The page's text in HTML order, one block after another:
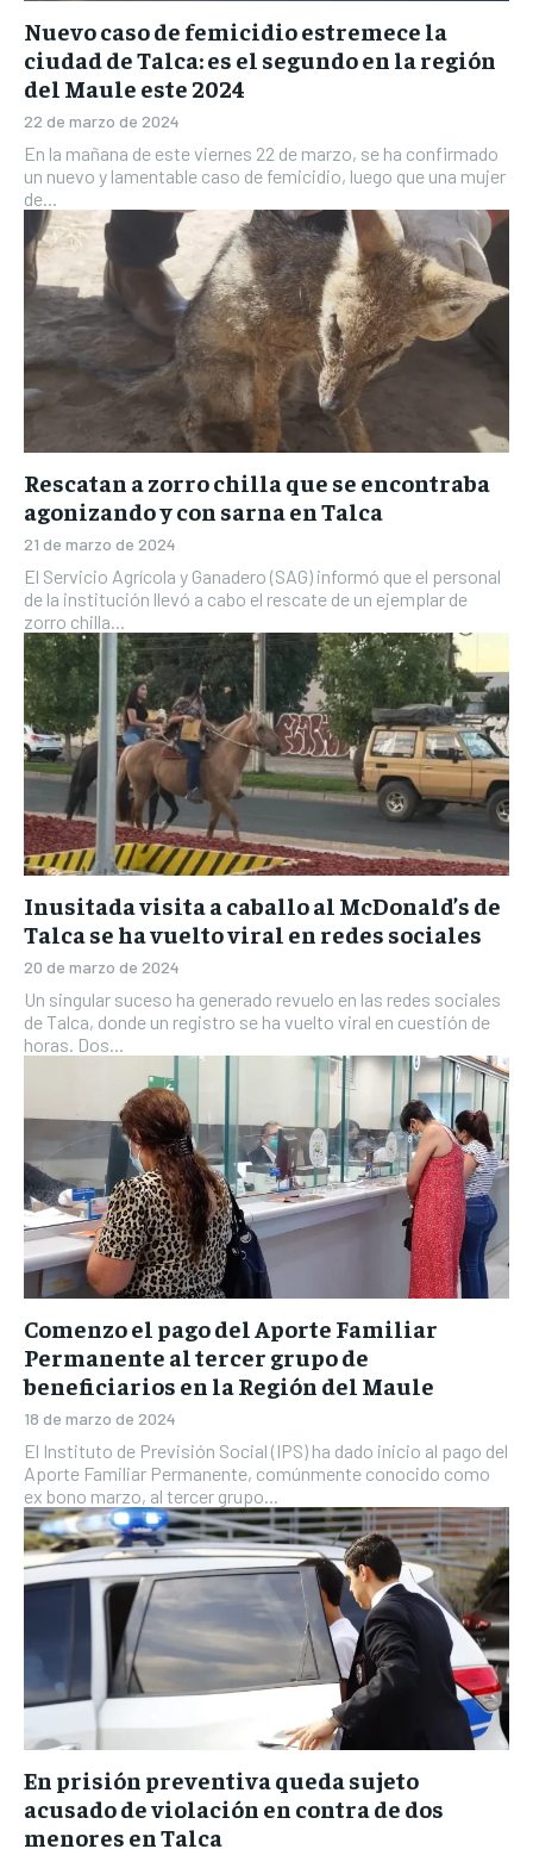
Nuevo caso de femicidio estremece la
ciudad de Talca: es el segundo en la región
del Maule este 2024
22 de marzo de 2024
En la mañana de este viernes 22 de marzo, se ha confirmado
un nuevo y lamentable caso de femicidio, luego que una mujer
de...
Rescatan a zorro chilla que se encontraba
agonizando y con sarna en Talca
21 de marzo de 2024
El Servicio Agrícola y Ganadero (SAG) informó que el personal
de la institución llevó a cabo el rescate de un ejemplar de
zorro chilla...
Inusitada visita a caballo al McDonald’s de
Talca se ha vuelto viral en redes sociales
20 de marzo de 2024
Un singular suceso ha generado revuelo en las redes sociales
de Talca, donde un registro se ha vuelto viral en cuestión de
horas. Dos...
Comenzo el pago del Aporte Familiar
Permanente al tercer grupo de
beneficiarios en la Región del Maule
18 de marzo de 2024
El Instituto de Previsión Social (IPS) ha dado inicio al pago del
Aporte Familiar Permanente, comúnmente conocido como
ex bono marzo, al tercer grupo...
En prisión preventiva queda sujeto
acusado de violación en contra de dos
menores en Talca